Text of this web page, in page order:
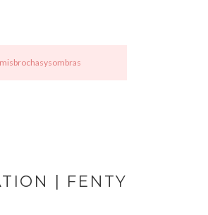
misbrochasysombras
| FENTY